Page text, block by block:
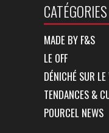
CATÉGORIES
MADE BY F&S
LE OFF
DÉNICHÉ SUR LE
TENDANCES &
POURCEL NEWS